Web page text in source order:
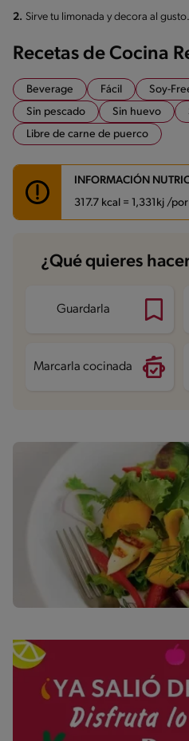
2. Sirve tu limonada y decora al gusto.
Recetas de Cocina
Beverage Fácil Soy-
Sin pescado
Sin huevo
Libre de carne de puerco
INFORMACIÓN
317.7 kcal = 1,331kj /
Carbohidratos 27.2 g
Energía 317.7 kcal
Proteína
Grasas saturadas 13.9 g
¿Qué quieres
Guardarla
Marcarla cocinada